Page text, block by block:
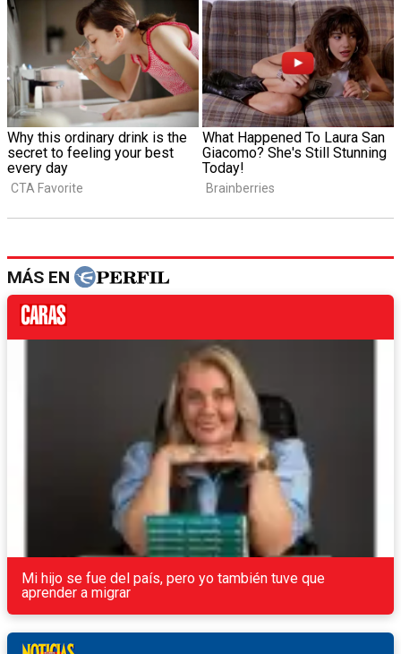
MÁS EN
Mi hijo se fue del país, pero yo también tuve que
aprender a migrar